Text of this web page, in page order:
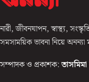
নারী, জীবনযাপন, স্বাস্থ্য,
সমসাময়িক ভাবনা নিয়ে অনন্যা
সম্পাদক ও প্রকাশক: